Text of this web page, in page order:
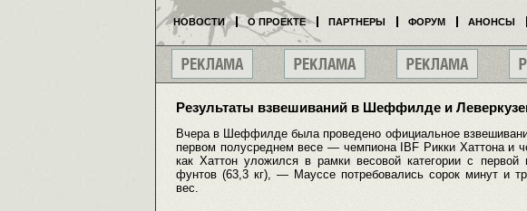
Результаты взвешиваний в Шеффилде и
Вчера в Шеффилде была проведено официальное
первом полусреднем весе — чемпиона IBF Рикки Хаттона и
как Хаттон уложился в рамки весовой категории с
фунтов (63,3 кг), — Мауссе потребовались сорок минут и
вес.
НОВОСТИ О ПРОЕКТЕ ПАРТНЕРЫ ФОРУМ АНОНСЫ